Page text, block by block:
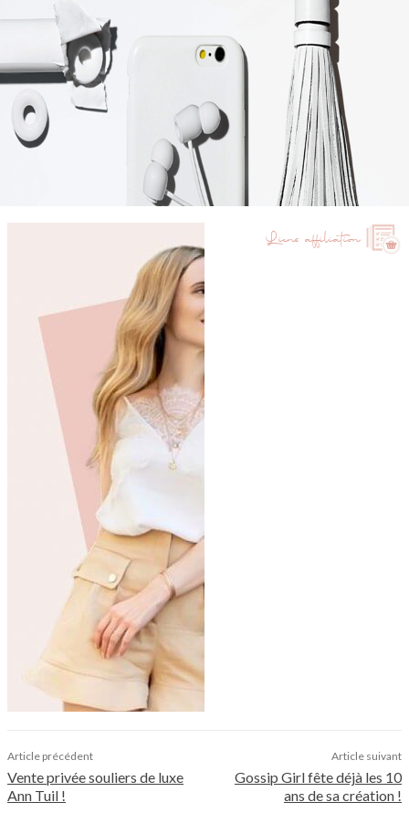
Liens affiliation
Article précédent
Vente privée souliers de luxe
Ann Tuil !
Article suivant
Gossip Girl fête déjà les 10
ans de sa création !